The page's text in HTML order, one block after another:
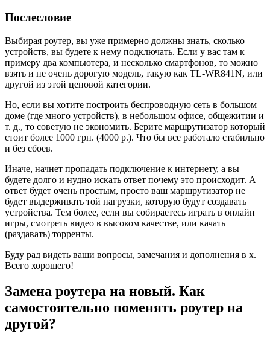
Послесловие
Выбирая роутер, вы уже примерно должны знать, сколько
устройств, вы будете к нему подключать. Если у вас там к
примеру два компьютера, и несколько смартфонов, то можно
взять и не очень дорогую модель, такую как TL-WR841N, или
другой из этой ценовой категории.
Но, если вы хотите построить беспроводную сеть в большом
доме (где много устройств), в небольшом офисе, общежитии и
т. д., то советую не экономить. Берите маршрутизатор который
стоит более 1000 грн. (4000 р.). Что бы все работало стабильно
и без сбоев.
Иначе, начнет пропадать подключение к интернету, а вы
будете долго и нудно искать ответ почему это происходит. А
ответ будет очень простым, просто ваш маршрутизатор не
будет выдерживать той нагрузки, которую будут создавать
устройства. Тем более, если вы собираетесь играть в онлайн
игры, смотреть видео в высоком качестве, или качать
(раздавать) торренты.
Буду рад видеть ваши вопросы, замечания и дополнения в х.
Всего хорошего!
Замена роутера на новый. Как
самостоятельно поменять роутер на
другой?